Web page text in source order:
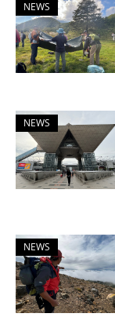
NEWS
NEWS
NEWS